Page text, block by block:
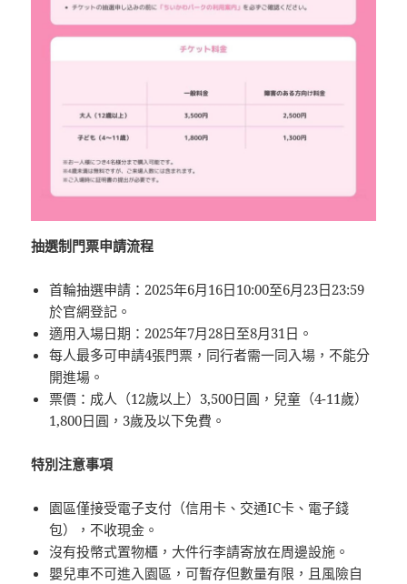
抽選制門票申請流程
首輪抽選申請：2025年6月16日10:00至6月23日23:59
於官網登記。
適用入場日期：2025年7月28日至8月31日。
每人最多可申請4張門票，同行者需一同入場，不能分
開進場。
票價：成人（12歲以上）3,500日圓，兒童（4-11歲）
1,800日圓，3歲及以下免費。
特別注意事項
園區僅接受電子支付（信用卡、交通IC卡、電子錢
包），不收現金。
沒有投幣式置物櫃，大件行李請寄放在周邊設施。
嬰兒車不可進入園區，可暫存但數量有限，且風險自